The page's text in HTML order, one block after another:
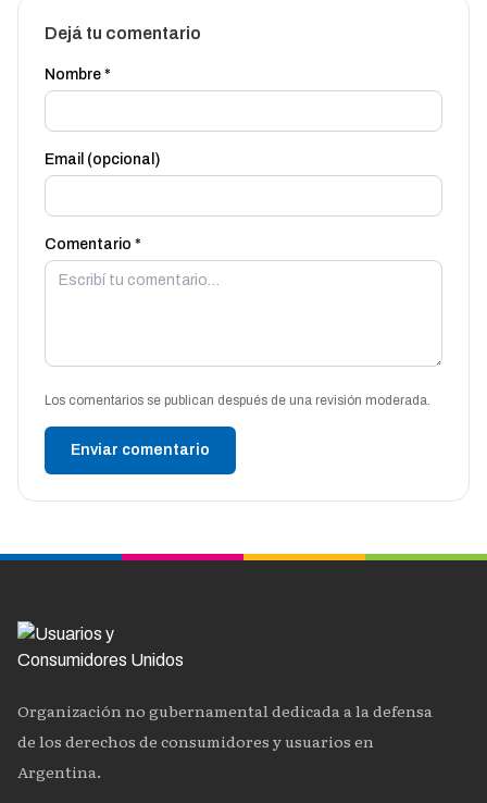
Dejá tu comentario
Nombre *
Email (opcional)
Comentario *
Los comentarios se publican después de una revisión moderada.
Enviar comentario
Organización no gubernamental dedicada a la defensa
de los derechos de consumidores y usuarios en
Argentina.